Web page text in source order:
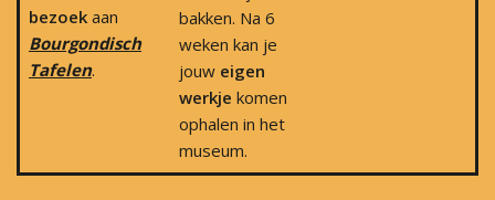
bezoek aan
Bourgondisch
Tafelen.
bakken. Na 6
weken kan je
jouw eigen
werkje komen
ophalen in het
museum.